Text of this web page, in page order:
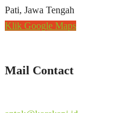
Pati, Jawa Tengah
Klik Google Maps
Mail Contact